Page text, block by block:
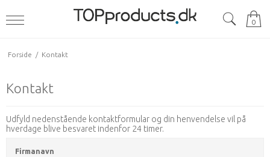
0
Forside / Kontakt
Kontakt
Udfyld nedenstående kontaktformular og din henvendelse vil på
hverdage blive besvaret indenfor 24 timer.
Firmanavn